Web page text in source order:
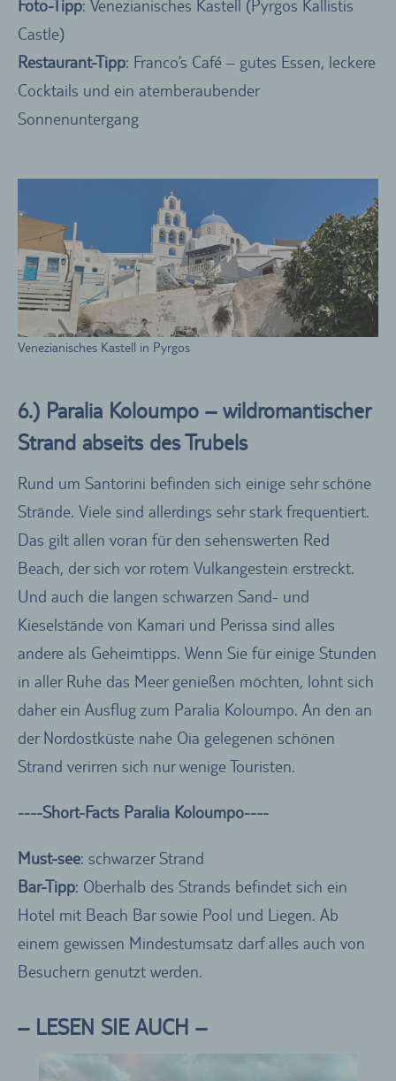
Foto-Tipp: Venezianisches Kastell (Pyrgos Kallistis
Castle)
Restaurant-Tipp: Franco’s Café – gutes Essen, leckere
Cocktails und ein atemberaubender
Sonnenuntergang
Venezianisches Kastell in Pyrgos
6.) Paralia Koloumpo – wildromantischer
Strand abseits des Trubels
Rund um Santorini befinden sich einige sehr schöne
Strände. Viele sind allerdings sehr stark frequentiert.
Das gilt allen voran für den sehenswerten Red
Beach, der sich vor rotem Vulkangestein erstreckt.
Und auch die langen schwarzen Sand- und
Kieselstände von Kamari und Perissa sind alles
andere als Geheimtipps. Wenn Sie für einige Stunden
in aller Ruhe das Meer genießen möchten, lohnt sich
daher ein Ausflug zum Paralia Koloumpo. An den an
der Nordostküste nahe Oia gelegenen schönen
Strand verirren sich nur wenige Touristen.
----Short-Facts Paralia Koloumpo----
Must-see: schwarzer Strand
Bar-Tipp: Oberhalb des Strands befindet sich ein
Hotel mit Beach Bar sowie Pool und Liegen. Ab
einem gewissen Mindestumsatz darf alles auch von
Besuchern genutzt werden.
– LESEN SIE AUCH –